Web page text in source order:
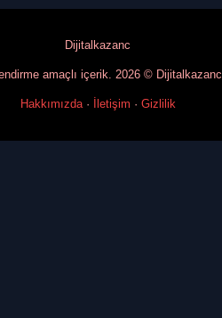
Dijitalkazanc
amaçlı içerik. 2026 © Dijitalkazanc
Hakkımızda· İletişim · Gizlilik